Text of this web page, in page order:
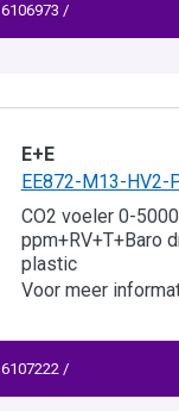
6106973 /
E+E
EE872-M13-HV2-
CO2 voeler 0-5000
ppm+RV+T+Baro
plastic
Voor meer
6107222 /